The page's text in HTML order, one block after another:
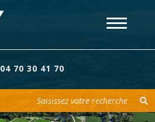
04 70 30 41 70